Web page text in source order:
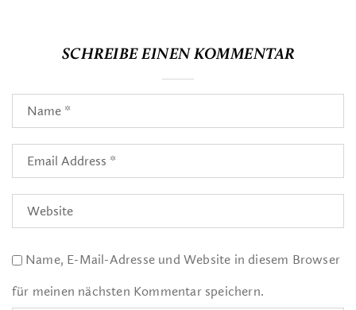
SCHREIBE EINEN KOMMENTAR
Name, E-Mail-Adresse und Website in diesem Browser
für meinen nächsten Kommentar speichern.